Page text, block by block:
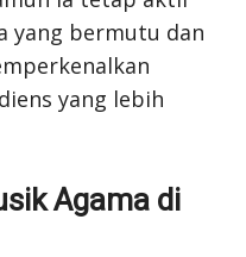
yang bermutu dan
yang lebih
Agama di